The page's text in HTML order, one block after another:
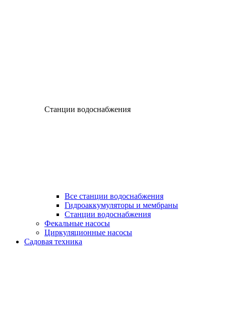
Станции водоснабжения
Все станции водоснабжения
Гидроаккумуляторы и мембраны
Станции водоснабжения
Фекальные насосы
Циркуляционные насосы
Садовая техника